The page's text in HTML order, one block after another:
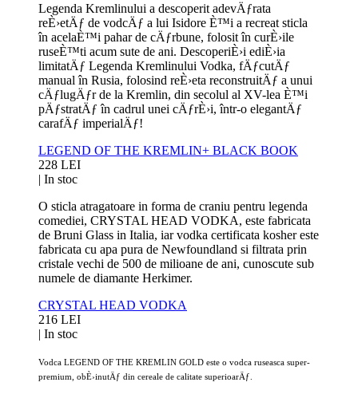
Legenda Kremlinului a descoperit adevÄƒrata
reÈ›etÄƒ de vodcÄƒ a lui Isidore È™i a recreat sticla
în acelaÈ™i pahar de cÄƒrbune, folosit în curÈ›ile
ruseÈ™ti acum sute de ani. DescoperiÈ›i ediÈ›ia
limitatÄƒ Legenda Kremlinului Vodka, fÄƒcutÄƒ
manual în Rusia, folosind reÈ›eta reconstruitÄƒ a unui
cÄƒlugÄƒr de la Kremlin, din secolul al XV-lea È™i
pÄƒstratÄƒ în cadrul unei cÄƒrÈ›i, într-o elegantÄƒ
carafÄƒ imperialÄƒ!
LEGEND OF THE KREMLIN+ BLACK BOOK
228 LEI
| In stoc
O sticla atragatoare in forma de craniu pentru legenda
comediei, CRYSTAL HEAD VODKA, este fabricata
de Bruni Glass in Italia, iar vodka certificata kosher este
fabricata cu apa pura de Newfoundland si filtrata prin
cristale vechi de 500 de milioane de ani, cunoscute sub
numele de diamante Herkimer.
CRYSTAL HEAD VODKA
216 LEI
| In stoc
Vodca LEGEND OF THE KREMLIN GOLD este o vodca ruseasca super-
premium, obÈ›inutÄƒ din cereale de calitate superioarÄƒ.